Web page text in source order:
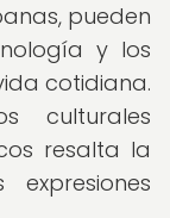
pueden
y los
cotidiana.
culturales
resalta la